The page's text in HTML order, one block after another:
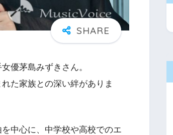
優茅島みずきさん。
た家族との深い絆がありま
中心に、中学校や高校でのエ